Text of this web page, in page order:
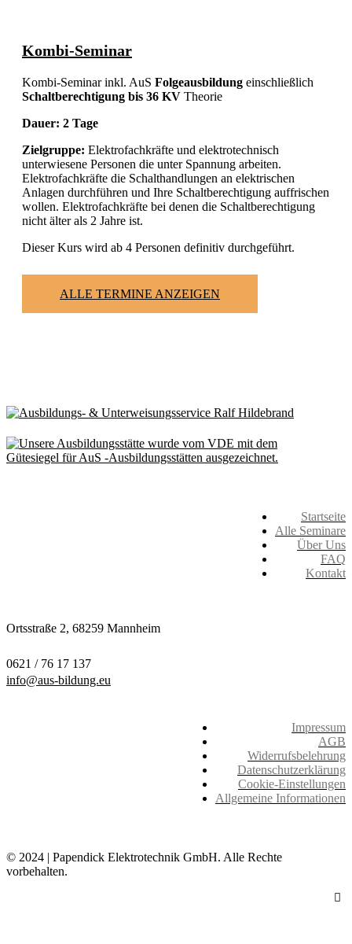
Kombi-Seminar
Kombi-Seminar inkl. AuS Folgeausbildung einschließlich
Schaltberechtigung bis 36 KV Theorie
Dauer: 2 Tage
Zielgruppe: Elektrofachkräfte und elektrotechnisch
unterwiesene Personen die unter Spannung arbeiten.
Elektrofachkräfte die Schalthandlungen an elektrischen
Anlagen durchführen und Ihre Schaltberechtigung auffrischen
wollen. Elektrofachkräfte bei denen die Schaltberechtigung
nicht älter als 2 Jahre ist.
Dieser Kurs wird ab 4 Personen definitiv durchgeführt.
ALLE TERMINE ANZEIGEN
Startseite
Alle Seminare
Über Uns
FAQ
Kontakt
Ortsstraße 2, 68259 Mannheim
0621 / 76 17 137
info@aus-bildung.eu
Impressum
AGB
Widerrufsbelehrung
Datenschutzerklärung
Cookie-Einstellungen
Allgemeine Informationen
© 2024 | Papendick Elektrotechnik GmbH. Alle Rechte
vorbehalten.